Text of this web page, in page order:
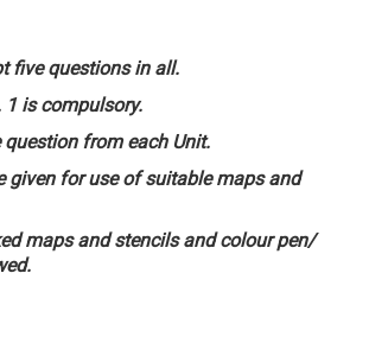
five questions in all.
1 is compulsory.
from each Unit.
given for use of suitable maps and
maps and stencils and colour pen/